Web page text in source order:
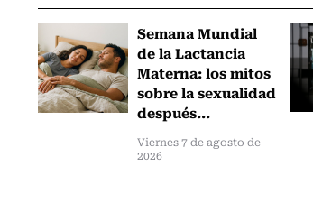
Semana Mundial
de la Lactancia
Materna: los mitos
sobre la sexualidad
después...
Viernes 7 de agosto de
2026